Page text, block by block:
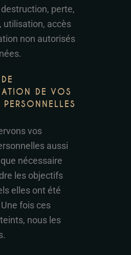
perte,
utilisation, accès
non autorisés
DE VOS
vos
aussi
nécessaire
les objectifs
elles ont été
fois ces
nous les